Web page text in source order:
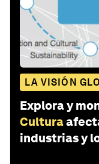
LA VISIÓN
Explora y
Cultura
industrias y